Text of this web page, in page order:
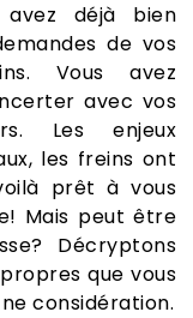
avez déjà bien
de vos
Vous avez
avec vos
Les enjeux
les freins ont
prêt à vous
Mais peut être
Décryptons
que vous
considération.